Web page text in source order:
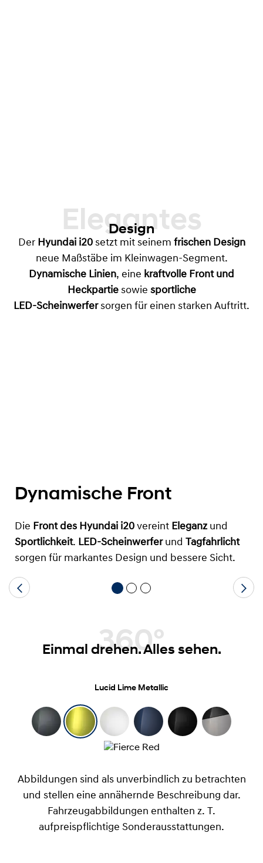
Elegantes
Design
Der Hyundai i20setzt mit seinem frischen Design
neue Maßstäbe im Kleinwagen-Segment.
Dynamische Linien, eine kraftvolle Front und
Heckpartiesowie sportliche
LED-Scheinwerfersorgen für einen starken Auftritt.
Dynamische Front
Die Front des Hyundai i20 vereint Eleganzund
Sportlichkeit. LED-Scheinwerferund Tagfahrlicht
sorgen für markantes Design und bessere Sicht.
360°
Einmal drehen. Alles sehen.
Lucid Lime Metallic
Abbildungen sind als unverbindlich zu betrachten
und stellen eine annähernde Beschreibung dar.
Fahrzeugabbildungen enthalten z. T.
aufpreispflichtige Sonderausstattungen.